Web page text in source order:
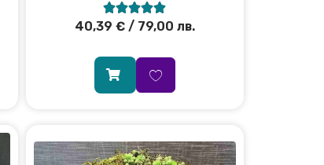

40,39 €/ 79,00 лв.